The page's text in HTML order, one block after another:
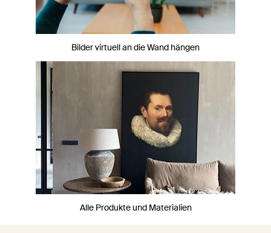
Bilder virtuell an die Wand hängen
Alle Produkte und Materialien